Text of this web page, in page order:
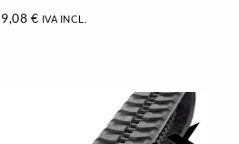
9,08 € IVA INCL.